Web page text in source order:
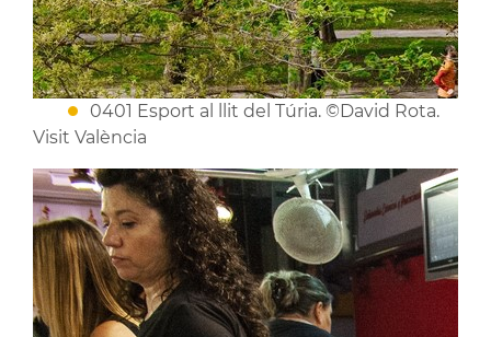
0401 Esport al llit del Túria. ©David Rota.
Visit València